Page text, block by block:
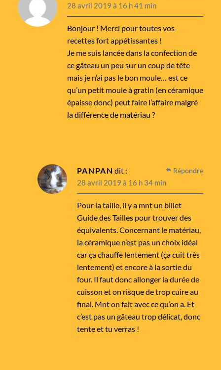
28 avril 2019 à 16 h 41 min
Bonjour ! Merci pour toutes vos
recettes fort appétissantes !
Je me suis lancée dans la confection de
ce gâteau un peu sur un coup de tête
mais je n’ai pas le bon moule… est ce
qu’un petit moule à gratin (en céramique
épaisse donc) peut faire l’affaire malgré
la différence de matériau ?
PANPAN dit :
28 avril 2019 à 16 h 34 min
Pour la taille, il y a mnt un billet
Guide des Tailles pour trouver des
équivalents. Concernant le matériau,
la céramique n’est pas un choix idéal
car ça chauffe lentement (ça cuit très
lentement) et encore à la sortie du
four. Il faut donc allonger la durée de
cuisson et on risque de trop cuire au
final. Mnt on fait avec ce qu’on a. Et
c’est pas un gâteau trop délicat, donc
tente et tu verras !
Répondre